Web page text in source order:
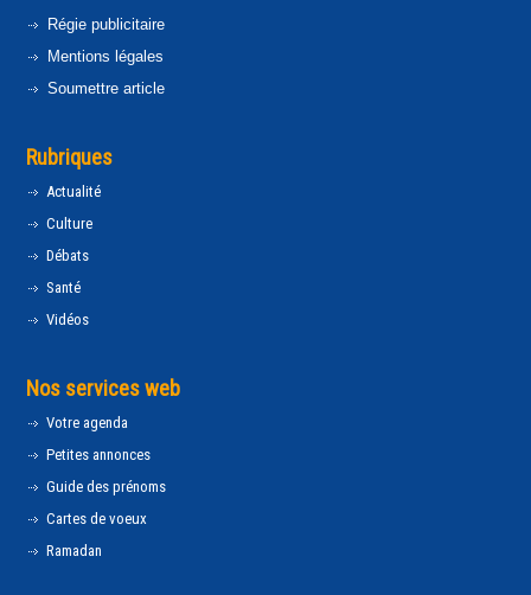
Régie publicitaire
Mentions légales
Soumettre article
Rubriques
Actualité
Culture
Débats
Santé
Vidéos
Nos services web
Votre agenda
Petites annonces
Guide des prénoms
Cartes de voeux
Ramadan